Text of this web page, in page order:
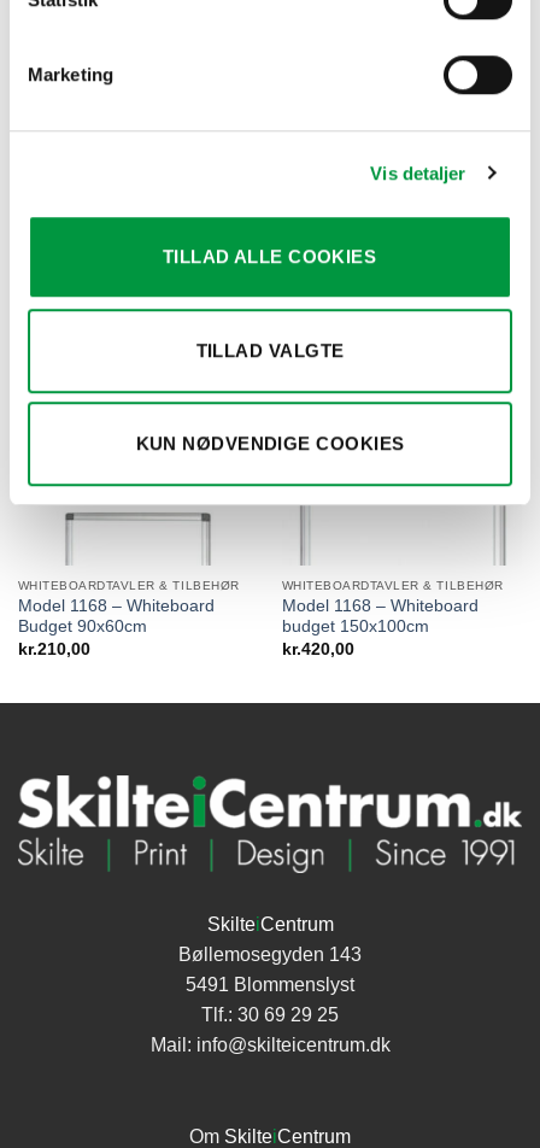
Marketing
Vis detaljer
TILLAD ALLE COOKIES
TILLAD VALGTE
KUN NØDVENDIGE COOKIES
Budget 60x45cm
WHITEBOARDTAVLER & TILBEHØR
Model 1168 – Whiteboard
Budget 90x60cm
kr.210,00
WHITEBOARDTAVLER & TILBEHØR
Model 1168 – Whiteboard
budget 150x100cm
kr.420,00
SkilteiCentrum
Bøllemosegyden 143
5491 Blommenslyst
Tlf.: 30 69 29 25
Mail: info@skilteicentrum.dk
Om SkilteiCentrum